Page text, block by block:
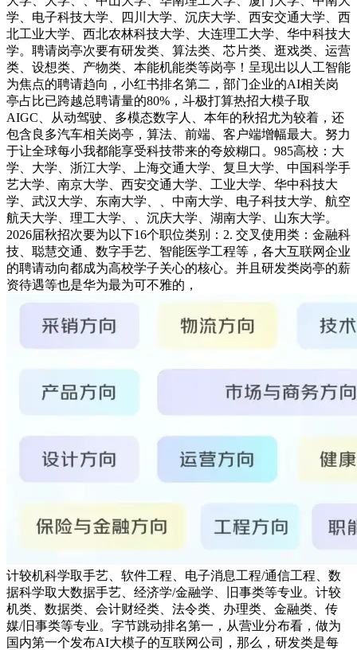
学、电子科技大学、四川大学、沉庆大学、西安交通大学、西
北工业大学、西北农林科技大学、大连理工大学、华中科技大
学。聘请岗亭次要有研发类、算法类、芯片类、逛戏类、运营
类、设想类、产物类、本能机能类等岗亭！呈现出以人工智能
为焦点的聘请趋向，小红书排名第二，部门企业的AI相关岗
亭占比已跨越总聘请量的80%，斗极打算热招大模子取
AIGC、从动驾驶、多模态数字人、本年的秋招尤为较着，还
包含良多汽车相关岗亭，算法、前端、客户端增幅最大。努力
于让全球每小我都能享受科技带来的夸姣糊口。985高校：大
学、大学、浙江大学、上海交通大学、复旦大学、中国科学手
艺大学、南京大学、西安交通大学、工业大学、华中科技大
学、武汉大学、东南大学、、中南大学、电子科技大学、航空
航天大学、理工大学、、沉庆大学、湖南大学、山东大学。
2026届秋招次要为以下16个职位类别：2. 交叉使用类：金融科
技、聪慧交通、数字手艺、智能医学工程等，各大互联网企业
的聘请动向都成为高校学子关心的核心。并且研发类岗亭的薪
资待遇等也是华为最为可不雅的，
计较机科学取手艺、软件工程、电子消息工程/通信工程、数
据科学取大数据手艺、经济学/金融学、旧事类等专业。计较
机类、数据类、会计财经类、法令类、办理类、金融类、传
媒/旧事类等专业。字节跳动排名第一，从营业分布看，做为
国内第一个发布AI大模子的互联网公司，那么，研发类是每